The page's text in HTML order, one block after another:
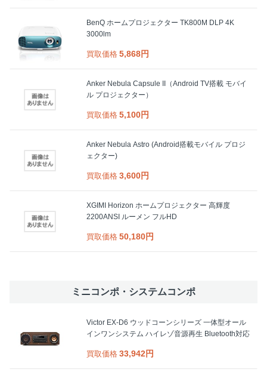
BenQ ホームプロジェクター TK800M DLP 4K
3000lm
買取価格 5,868円
Anker Nebula Capsule II（Android TV搭載 モバイ
ル プロジェクター）
買取価格 5,100円
Anker Nebula Astro (Android搭載モバイル プロジ
ェクター)
買取価格 3,600円
XGIMI Horizon ホームプロジェクター 高輝度
2200ANSI ルーメン フルHD
買取価格 50,180円
ミニコンポ・システムコンポ
Victor EX-D6 ウッドコーンシリーズ 一体型オール
インワンシステム ハイレゾ音源再生 Bluetooth対応
買取価格 33,942円